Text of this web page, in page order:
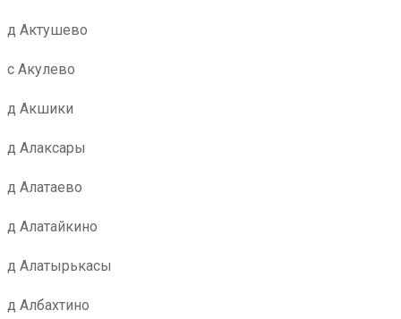
д Актушево
с Акулево
д Акшики
д Алаксары
д Алатаево
д Алатайкино
д Алатырькасы
д Албахтино